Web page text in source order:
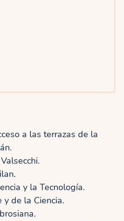
a las terrazas de la
y la Tecnología.
de la Ciencia.